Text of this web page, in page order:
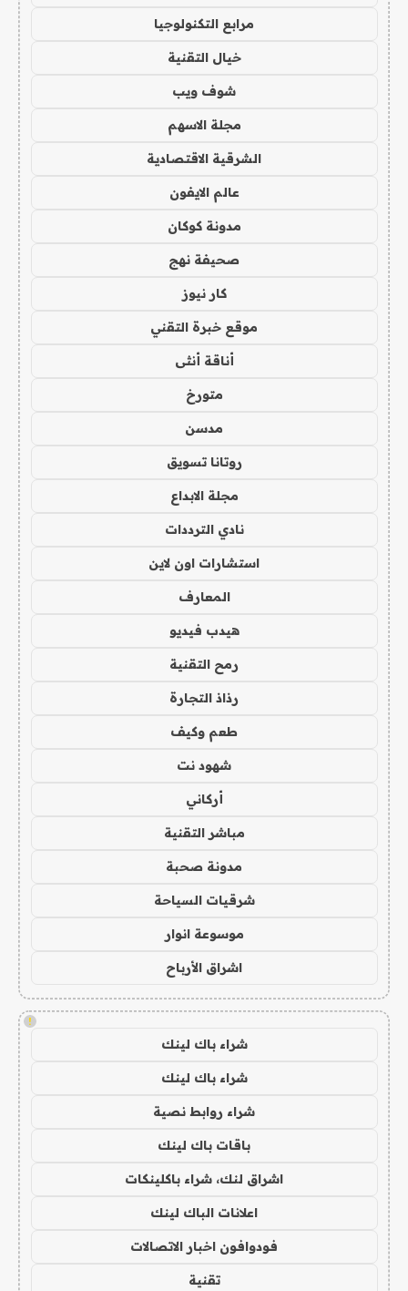
مرابع التكنولوجيا
خيال التقنية
شوف ويب
مجلة الاسهم
الشرقية الاقتصادية
عالم الايفون
مدونة كوكان
صحيفة نهج
كار نيوز
موقع خبرة التقني
أناقة أنثى
متورخ
مدسن
روتانا تسويق
مجلة الابداع
نادي الترددات
استشارات اون لاين
المعارف
هيدب فيديو
رمح التقنية
رذاذ التجارة
طعم وكيف
شهود نت
أركاني
مباشر التقنية
مدونة صحبة
شرقيات السياحة
موسوعة انوار
اشراق الأرباح
!
شراء باك لينك
شراء باك لينك
شراء روابط نصية
باقات باك لينك
اشراق لنك، شراء باكلينكات
اعلانات الباك لينك
فودوافون اخبار الاتصالات
تقنية